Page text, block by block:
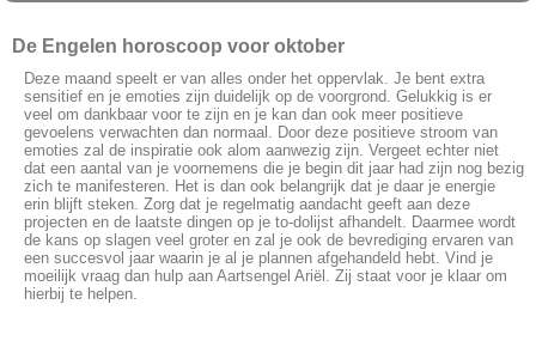
De Engelen horoscoop voor oktober
Deze maand speelt er van alles onder het oppervlak. Je bent extra
sensitief en je emoties zijn duidelijk op de voorgrond. Gelukkig is er
veel om dankbaar voor te zijn en je kan dan ook meer positieve
gevoelens verwachten dan normaal. Door deze positieve stroom van
emoties zal de inspiratie ook alom aanwezig zijn. Vergeet echter niet
dat een aantal van je voornemens die je begin dit jaar had zijn nog bezig
zich te manifesteren. Het is dan ook belangrijk dat je daar je energie
erin blijft steken. Zorg dat je regelmatig aandacht geeft aan deze
projecten en de laatste dingen op je to-dolijst afhandelt. Daarmee wordt
de kans op slagen veel groter en zal je ook de bevrediging ervaren van
een succesvol jaar waarin je al je plannen afgehandeld hebt. Vind je
moeilijk vraag dan hulp aan Aartsengel Ariël. Zij staat voor je klaar om
hierbij te helpen.